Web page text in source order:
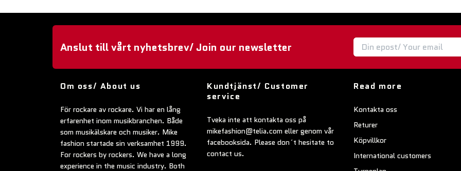
Anslut till vårt nyhetsbrev/ Join our newsletter
Om oss/ About us
För rockare av rockare. Vi har en lång
erfarenhet inom musikbranchen. Både
som musikälskare och musiker. Mike
fashion startade sin verksamhet 1999.
For rockers by rockers. We have a long
experience in the music industry. Both
Kundtjänst/ Customer
service
Tveka inte att kontakta oss på
mikefashion@telia.com eller genom vår
facebooksida. Please don´t hesitate to
contact us.
Read more
Kontakta oss
Returer
Köpvillkor
International customers